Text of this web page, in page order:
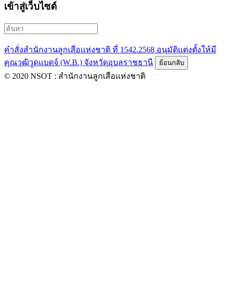
เข้าสู่เว็บไซต์
คำสั่งสำนักงานลูกเสือแห่งชาติ ที่ 1542.2568 อนุมัติแต่งตั้งให้มี
คุณวุฒิวูดแบดจ์ (W.B.) จังหวัดอุบลราชธานี
© 2020 NSOT : สำนักงานลูกเสือแห่งชาติ